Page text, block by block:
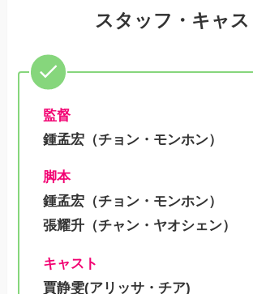
スタッフ・キャス
監督
鍾孟宏（チョン・モンホン）
脚本
鍾孟宏（チョン・モンホン）
張耀升（チャン・ヤオシェン）
キャスト
賈静雯(アリッサ・チア)